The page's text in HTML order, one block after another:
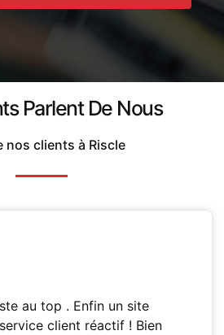
Parlent De Nous
nos clients à Riscle
au top . Enfin un site
client réactif ! Bien